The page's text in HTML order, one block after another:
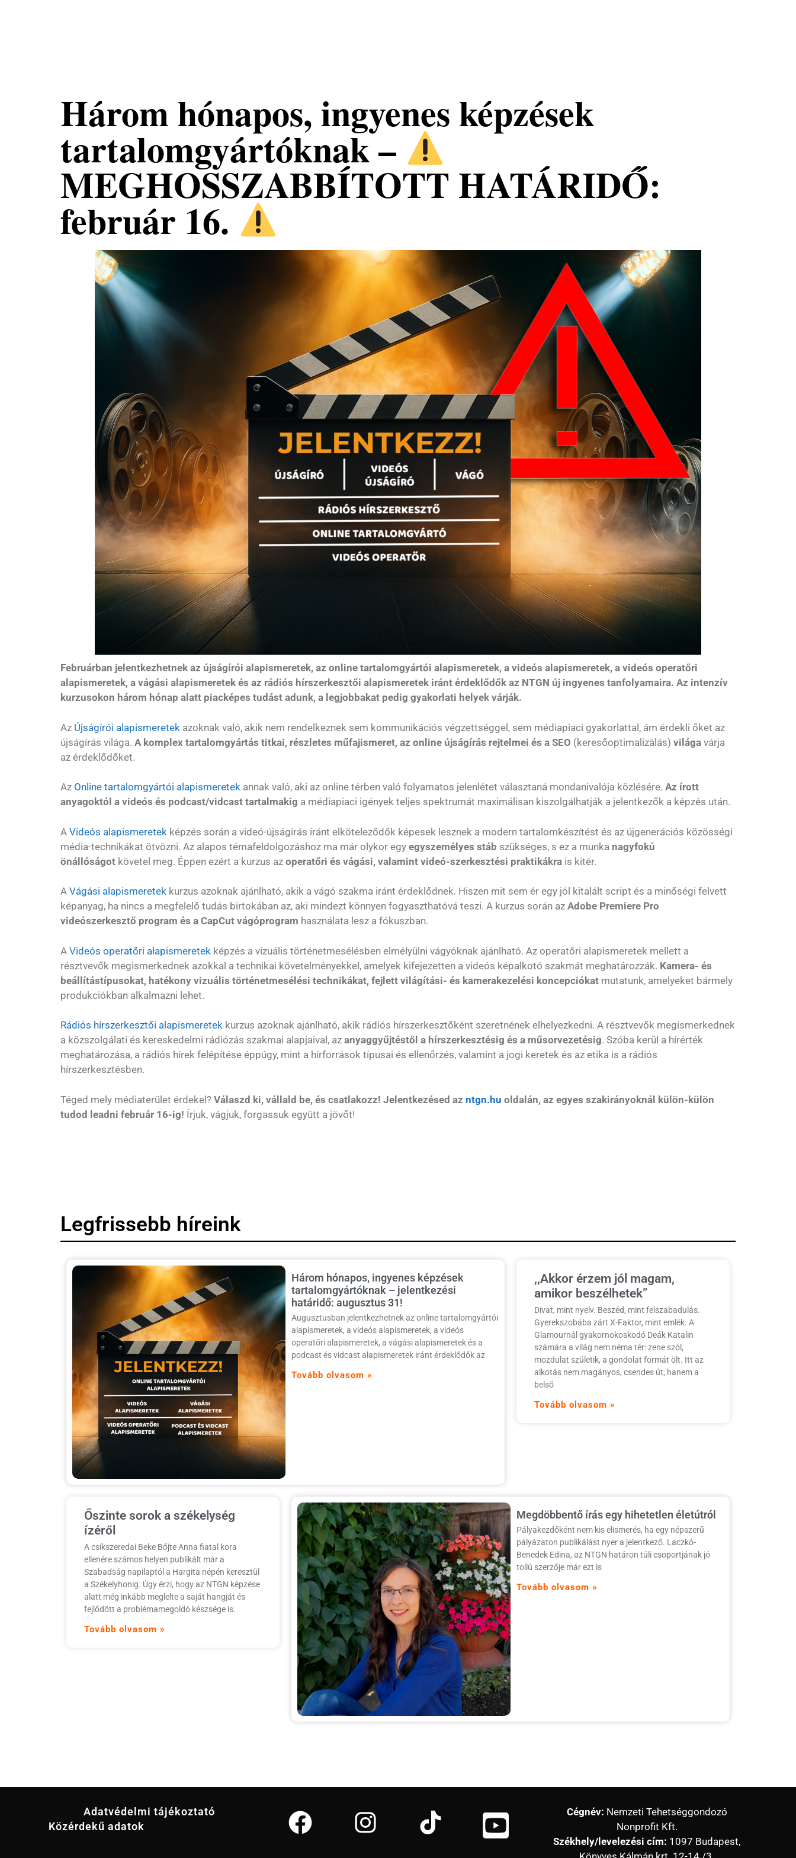
Három hónapos, ingyenes képzések
tartalomgyártóknak –
MEGHOSSZABBÍTOTT HATÁRIDŐ:
február 16.
Februárban jelentkezhetnek az újságírói alapismeretek, az online tartalomgyártói alapismeretek, a videós alapismeretek, a videós operatőri
alapismeretek, a vágási alapismeretek és az rádiós hírszerkesztői alapismeretek iránt érdeklődők az NTGN új ingyenes tanfolyamaira. Az intenzív
kurzusokon három hónap alatt piacképes tudást adunk, a legjobbakat pedig gyakorlati helyek várják.
Az Újságírói alapismeretek azoknak való, akik nem rendelkeznek sem kommunikációs végzettséggel, sem médiapiaci gyakorlattal, ám érdekli őket az
újságírás világa. A komplex tartalomgyártás titkai, részletes műfajismeret, az online újságírás rejtelmei és a SEO (keresőoptimalizálás) világa várja
az érdeklődőket.
Az Online tartalomgyártói alapismeretek annak való, aki az online térben való folyamatos jelenlétet választaná mondanivalója közlésére. Az írott
anyagoktól a videós és podcast/vidcast tartalmakig a médiapiaci igények teljes spektrumát maximálisan kiszolgálhatják a jelentkezők a képzés után.
A Videós alapismeretek képzés során a videó-újságírás iránt elköteleződők képesek lesznek a modern tartalomkészítést és az újgenerációs közösségi
média-technikákat ötvözni. Az alapos témafeldolgozáshoz ma már olykor egy egyszemélyes stáb szükséges, s ez a munka nagyfokú
önállóságot követel meg. Éppen ezért a kurzus az operatőri és vágási, valamint videó-szerkesztési praktikákra is kitér.
A Vágási alapismeretek kurzus azoknak ajánlható, akik a vágó szakma iránt érdeklődnek. Hiszen mit sem ér egy jól kitalált script és a minőségi felvett
képanyag, ha nincs a megfelelő tudás birtokában az, aki mindezt könnyen fogyaszthatóvá teszi. A kurzus során az Adobe Premiere Pro
videószerkesztő program és a CapCut vágóprogram használata lesz a fókuszban.
A Videós operatőri alapismeretek képzés a vizuális történetmesélésben elmélyülni vágyóknak ajánlható. Az operatőri alapismeretek mellett a
résztvevők megismerkednek azokkal a technikai követelményekkel, amelyek kifejezetten a videós képalkotó szakmát meghatározzák. Kamera- és
beállítástípusokat, hatékony vizuális történetmesélési technikákat, fejlett világítási- és kamerakezelési koncepciókat mutatunk, amelyeket bármely
produkciókban alkalmazni lehet.
Rádiós hírszerkesztői alapismeretek kurzus azoknak ajánlható, akik rádiós hírszerkesztőként szeretnének elhelyezkedni. A résztvevők megismerkednek
a közszolgálati és kereskedelmi rádiózás szakmai alapjaival, az anyaggyűjtéstől a hírszerkesztésig és a műsorvezetésig. Szóba kerül a hírérték
meghatározása, a rádiós hírek felépítése éppúgy, mint a hírforrások típusai és ellenőrzés, valamint a jogi keretek és az etika is a rádiós
hírszerkesztésben.
Téged mely médiaterület érdekel? Válaszd ki, vállald be, és csatlakozz! Jelentkezésed az ntgn.hu oldalán, az egyes szakirányoknál külön-külön
tudod leadni február 16-ig! Írjuk, vágjuk, forgassuk együtt a jövőt!
Legfrissebb híreink
Három hónapos, ingyenes képzések
tartalomgyártóknak – jelentkezési
határidő: augusztus 31!
Augusztusban jelentkezhetnek az online tartalomgyártói
alapismeretek, a videós alapismeretek, a videós
operatőri alapismeretek, a vágási alapismeretek és a
podcast és vidcast alapismeretek iránt érdeklődők az
Tovább olvasom »
,,Akkor érzem jól magam,
amikor beszélhetek”
Divat, mint nyelv. Beszéd, mint felszabadulás.
Gyerekszobába zárt X-Faktor, mint emlék. A
Glamournál gyakornokoskodó Deák Katalin
számára a világ nem néma tér: zene szól,
mozdulat születik, a gondolat formát ölt. Itt az
alkotás nem magányos, csendes út, hanem a
belső
Tovább olvasom »
Őszinte sorok a székelység
ízéről
A csíkszeredai Beke Bőjte Anna fiatal kora
ellenére számos helyen publikált már a
Szabadság napilaptól a Hargita népén keresztül
a Székelyhonig. Úgy érzi, hogy az NTGN képzése
alatt még inkább meglelte a saját hangját és
fejlődött a problémamegoldó készsége is.
Tovább olvasom »
Megdöbbentő írás egy hihetetlen életútról
Pályakezdőként nem kis elismerés, ha egy népszerű
pályázaton publikálást nyer a jelentkező. Laczkó-
Benedek Edina, az NTGN határon túli csoportjának jó
tollú szerzője már ezt is
Tovább olvasom »
Adatvédelmi tájékoztató
Közérdekű adatok
Cégnév: Nemzeti Tehetséggondozó
Nonprofit Kft.
Székhely/levelezési cím: 1097 Budapest,